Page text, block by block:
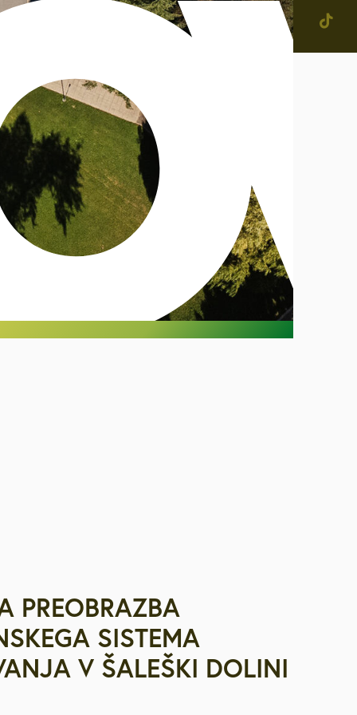
skupnosti in
sodelovanje
informacij javnega
grafična podoba in
PREOBRAZBA
SISTEMA
V ŠALEŠKI DOLINI